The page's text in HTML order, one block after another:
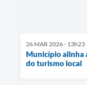
26 MAR 2026 - 13h23
Município alinha
do turismo local